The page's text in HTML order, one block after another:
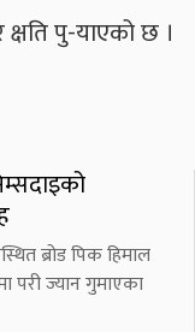
पु-याएको छ ।
ब्रोड पिक हिमाल
परी ज्यान गुमाएका